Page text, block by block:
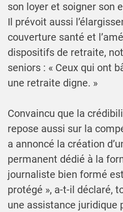
son loyer et soigner son
Il prévoit aussi
couverture santé et
dispositifs de retraite,
seniors : « Ceux qui ont
une retraite digne. »
Convaincu que la
repose aussi sur la
a annoncé la création
permanent dédié à la
journaliste bien formé
protégé », a-t-il déclaré,
une assistance juridique